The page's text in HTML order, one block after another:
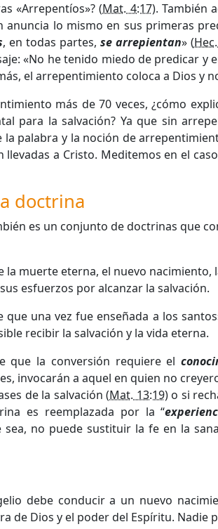
«Arrepentíos»? (Mat. 4:17). También
anuncia lo mismo en sus primeras
, en todas partes, se arrepientan» (
«No he tenido miedo de predicar y
el arrepentimiento coloca a Dios y
más de 70 veces, ¿cómo
para la salvación? Ya que sin
palabra y la noción de
a Cristo. Meditemos en el
doctrina
es un conjunto de doctrinas que
muerte eterna, el nuevo nacimiento,
esfuerzos por alcanzar la salvación.
una vez fue enseñada a los
recibir la salvación y la vida eterna.
que la conversión requiere el
invocarán a aquel en quien no
de la salvación (Mat. 13:19) o si
es reemplazada por la “
no puede sustituir la fe en la
debe conducir a un nuevo
de Dios y el poder del Espíritu.